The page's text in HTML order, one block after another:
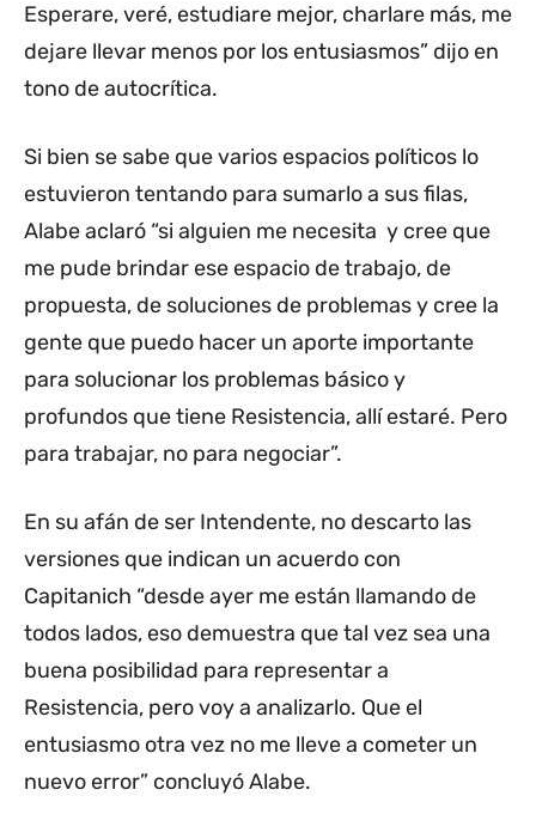
Esperare, veré, estudiare mejor, charlare más, me
dejare llevar menos por los entusiasmos” dijo en
tono de autocrítica.
Si bien se sabe que varios espacios políticos lo
estuvieron tentando para sumarlo a sus filas,
Alabe aclaró “si alguien me necesita y cree que
me pude brindar ese espacio de trabajo, de
propuesta, de soluciones de problemas y cree la
gente que puedo hacer un aporte importante
para solucionar los problemas básico y
profundos que tiene Resistencia, allí estaré. Pero
para trabajar, no para negociar”.
En su afán de ser Intendente, no descarto las
versiones que indican un acuerdo con
Capitanich “desde ayer me están llamando de
todos lados, eso demuestra que tal vez sea una
buena posibilidad para representar a
Resistencia, pero voy a analizarlo. Que el
entusiasmo otra vez no me lleve a cometer un
nuevo error” concluyó Alabe.